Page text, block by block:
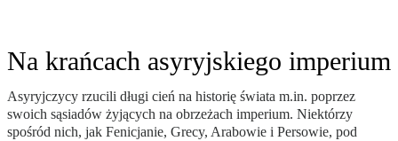
Na krańcach asyryjskiego imperium
Asyryjczycy rzucili długi cień na historię świata m.in. poprzez
swoich sąsiadów żyjących na obrzeżach imperium. Niektórzy
spośród nich, jak Fenicjanie, Grecy, Arabowie i Persowie, pod